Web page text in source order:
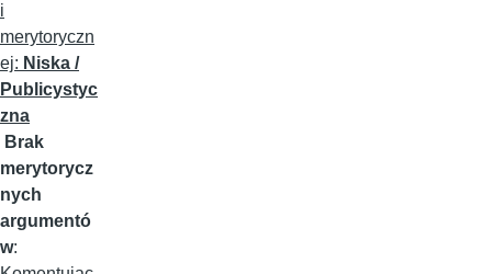
i
merytoryczn
ej: Niska /
Publicystyc
zna
Brak
merytorycz
nych
argumentó
w: